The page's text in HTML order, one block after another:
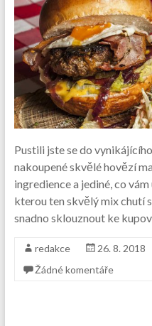
Pustili jste se do
nakoupené skvělé hovězí
ingredience a jediné, co
kterou ten skvělý mix chutí
snadno sklouznout ke
redakce 26. 8. 2018
Žádné komentáře